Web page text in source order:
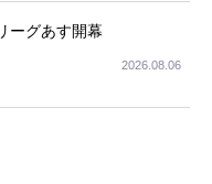
ーグあす開幕
2026.08.06